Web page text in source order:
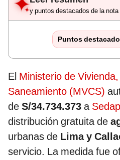
y puntos destacados de la
Puntos
El Ministerio de
Saneamiento (MVCS)
de S/34.734.373 a
distribución gratuita de
urbanas de Lima y
servicio. La medida fue